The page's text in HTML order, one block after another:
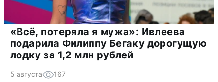
«Всё, потеряла я мужа»: Ивлеева
подарила Филиппу Бегаку дорогущую
лодку за 1,2 млн рублей
5 августа 167